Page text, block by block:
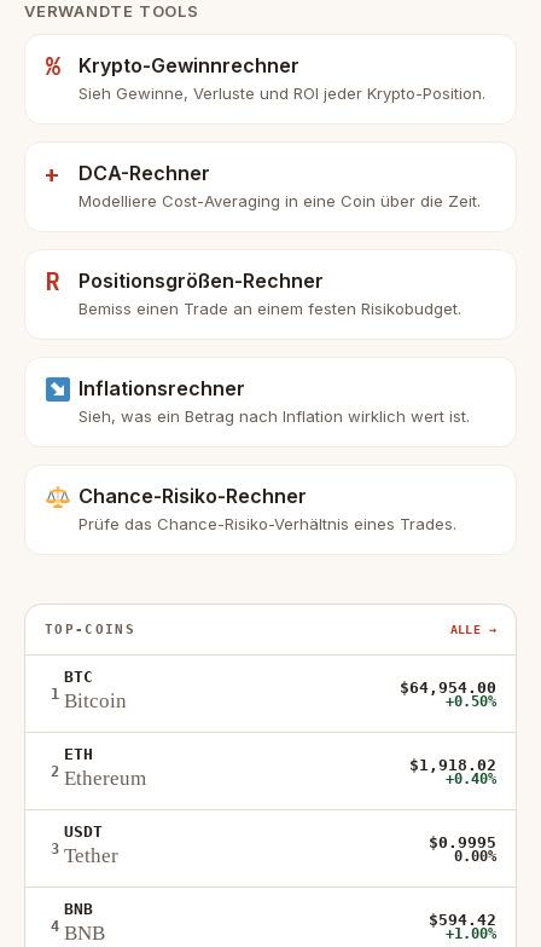
VERWANDTE TOOLS
% Krypto-Gewinnrechner
Sieh Gewinne, Verluste und ROI jeder Krypto-Position.
+ DCA-Rechner
Modelliere Cost-Averaging in eine Coin über die Zeit.
R Positionsgrößen-Rechner
Bemiss einen Trade an einem festen Risikobudget.
Inflationsrechner
Sieh, was ein Betrag nach Inflation wirklich wert ist.
Chance-Risiko-Rechner
Prüfe das Chance-Risiko-Verhältnis eines Trades.
TOP-COINS ALLE →
1
BTC
Bitcoin
$64,954.00
+0.50%
2
ETH
Ethereum
$1,918.02
+0.40%
3
USDT
Tether
$0.9995
0.00%
4
BNB
BNB
$594.42
+1.00%